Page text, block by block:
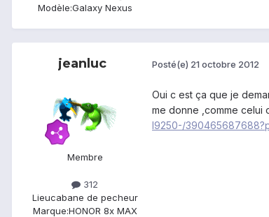
Modèle:Galaxy Nexus
jeanluc
Membre
312
Lieucabane de pecheur
Marque:HONOR 8x MAX
Posté(e) 21 octobre 2012
Oui c est ça que je
me donne ,comme celui
I9250-/